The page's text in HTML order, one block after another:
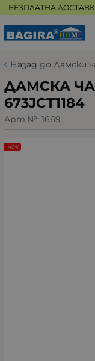
БЕЗПЛАТНА
Назад до Дамски
ДАМСКА
673JCT1184
Арт.№: 1669
-40%